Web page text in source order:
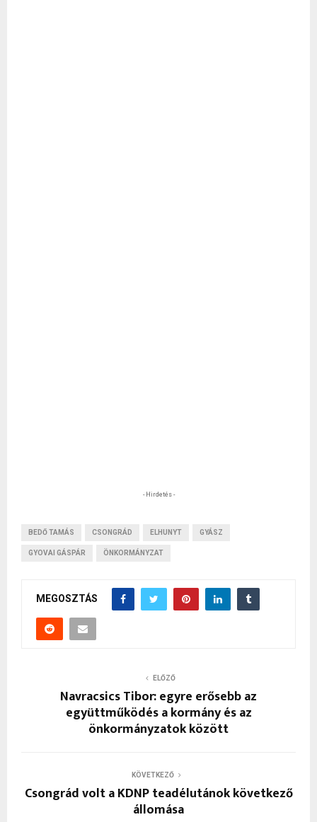
- Hirdetés -
BEDŐ TAMÁS CSONGRÁD ELHUNYT GYÁSZ
GYOVAI GÁSPÁR ÖNKORMÁNYZAT
MEGOSZTÁS
ELŐZŐ
Navracsics Tibor: egyre erősebb az
együttműködés a kormány és az
önkormányzatok között
KÖVETKEZŐ
Csongrád volt a KDNP teadélutánok következő
állomása